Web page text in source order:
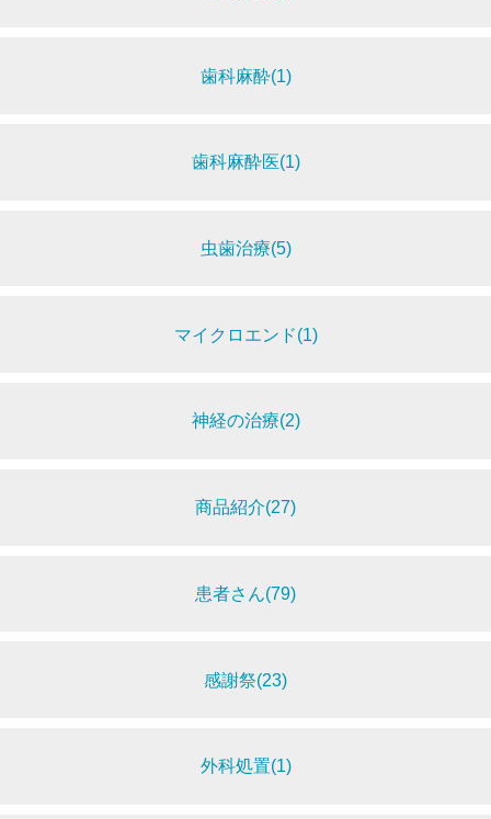
歯科麻酔(1)
歯科麻酔医(1)
虫歯治療(5)
マイクロエンド(1)
神経の治療(2)
商品紹介(27)
患者さん(79)
感謝祭(23)
外科処置(1)